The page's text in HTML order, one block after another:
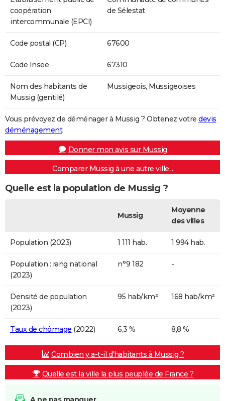
coopération
intercommunale (EPCI)
de Sélestat
Code postal (CP) 67600
Code Insee 67310
Nom des habitants de
Mussig (gentilé)
Mussigeois, Mussigeoises
Vous prévoyez de déménager à Mussig ? Obtenez votre devis
déménagement.
Donner mon avis sur Mussig
Comparer Mussig à une autre ville...
Quelle est la population de Mussig ?
Mussig
Moyenne
des villes
Population (2023) 1 111 hab. 1 994 hab.
Population : rang national
(2023)
n°9 182 -
Densité de population
(2023)
95 hab/km² 168 hab/km²
Taux de chômage (2022) 6,3 % 8,8 %
Combien y a-t-il d'habitants à Mussig ?
Quelle est la ville la plus peuplée de France ?